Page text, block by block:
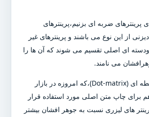
پرینترهای ضربه ای بزنیم،پرینترهای
از این نوع می باشند و پرینترهای غیر
ای اصلی تقسیم می شوند که آن ها را
می نامند.
پرینتر های ماتریس نقطه ای (Dot-matrix)،که امروزه در بازار
برای چاپ متن اصلی مورد استفاده قرار
های لیزری نسبت به جوهر افشان بیشتر